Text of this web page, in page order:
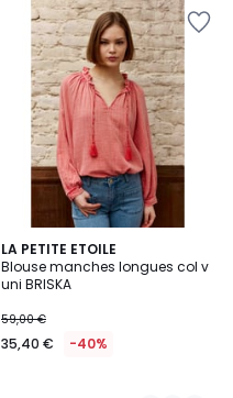
LA PETITE ETOILE
Blouse manches longues col v
uni BRISKA
59,00 €
35,40 € -40%
4
Couleurs